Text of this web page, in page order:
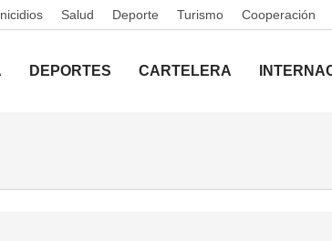
Salud Deporte Turismo Cooperación
DEPORTES CARTELERA